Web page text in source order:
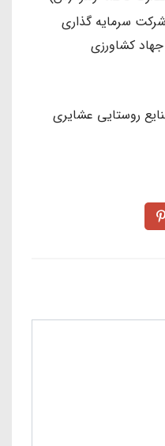
شرکت سرمایه گذاری
کشاورزی
روستایی عشایری